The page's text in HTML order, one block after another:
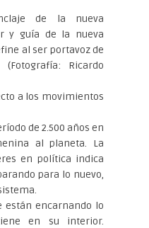
de la nueva
y guía de la nueva
al ser portavoz de
Ricardo
a los movimientos
de 2.500 años en
al planeta. La
en política indica
para lo nuevo,
están encarnando lo
en su interior.